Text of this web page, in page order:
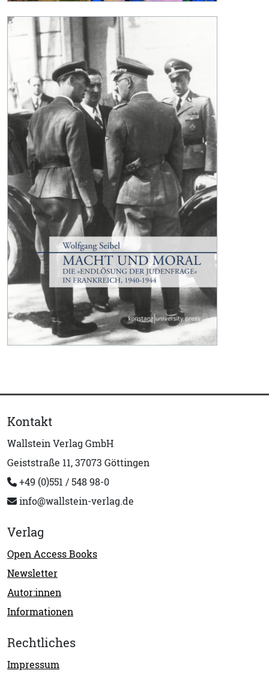
Kontakt
Wallstein Verlag GmbH
Geiststraße 11, 37073 Göttingen
+49 (0)551 / 548 98-0
info@wallstein-verlag.de
Verlag
Open Access Books
Newsletter
Autor:innen
Informationen
Rechtliches
Impressum